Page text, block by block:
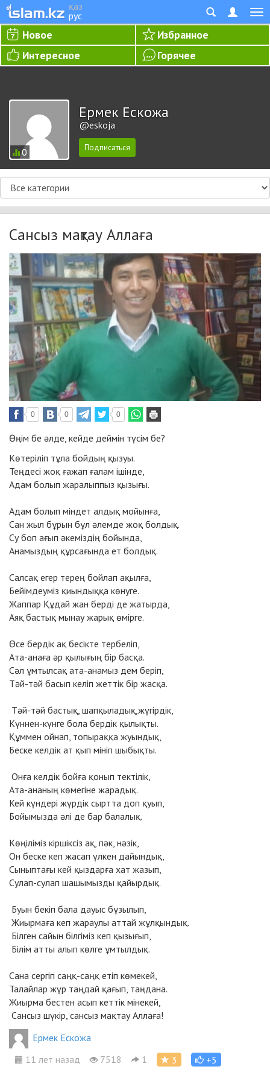
қаз
рус
Новое
Избранное
Интересное
Горячее
0
Ермек Ескожа
@eskoja
Сансыз мақтау Аллаға
0 0 0
Өңім бе әлде, кейде деймін түсім бе?
Көтеріліп тұла бойдың қызуы.
Теңдесі жоқ ғажап ғалам ішінде,
Адам болып жаралыппыз қызығы.
Адам болып міндет алдық мойынға,
Сан жыл бұрын бұл әлемде жоқ болдық.
Су боп ағып әкеміздің бойында,
Анамыздың құрсағында ет болдық.
Салсақ егер терең бойлап ақылға,
Бейімдеуміз қиындыққа көнуге.
Жаппар Құдай жан берді де жатырда,
Аяқ бастық мынау жарық өмірге.
Өсе бердік ақ бесікте тербеліп,
Ата-анаға әр қылығың бір басқа.
Сәл ұмтылсақ ата-анамыз дем беріп,
Тәй-тәй басып келіп жеттік бір жасқа.
Тәй-тәй бастық, шапқыладық,жүгірдік,
Күннен-күнге бола бердік қылықты.
Құммен ойнап, топыраққа жуындық,
Беске келдік ат қып мініп шыбықты.
Онға келдік бойға қонып тектілік,
Ата-ананың көмегіне жарадық.
Кей күндері жүрдік сыртта доп қуып,
Бойымызда әлі де бар балалық.
Көңіліміз кіршіксіз ақ, пәк, нәзік,
Он беске кеп жасап үлкен дайындық,
Сыныптағы кей қыздарға хат жазып,
Сулап-сулап шашымызды қайырдық.
Буын бекіп бала дауыс бұзылып,
Жиырмаға кеп жараулы аттай жұлқындық.
Білген сайын білгіміз кеп қызығып,
Білім атты алып көлге ұмтылдық.
Сана сергіп саңқ-саңқ етіп көмекей,
Талайлар жүр таңдай қағып, таңдана.
Жиырма бестен асып кеттік мінекей,
Сансыз шүкір, сансыз мақтау Аллаға!
Ермек Ескожа
11 лет назад
7518 1 3 +5